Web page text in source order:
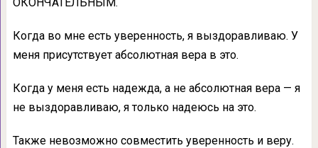
Когда во мне есть уверенность, я выздоравливаю. У
меня присутствует абсолютная вера в это.
Когда у меня есть надежда, а не абсолютная вера — я
не выздоравливаю, я только надеюсь на это.
Также невозможно совместить уверенность и веру.